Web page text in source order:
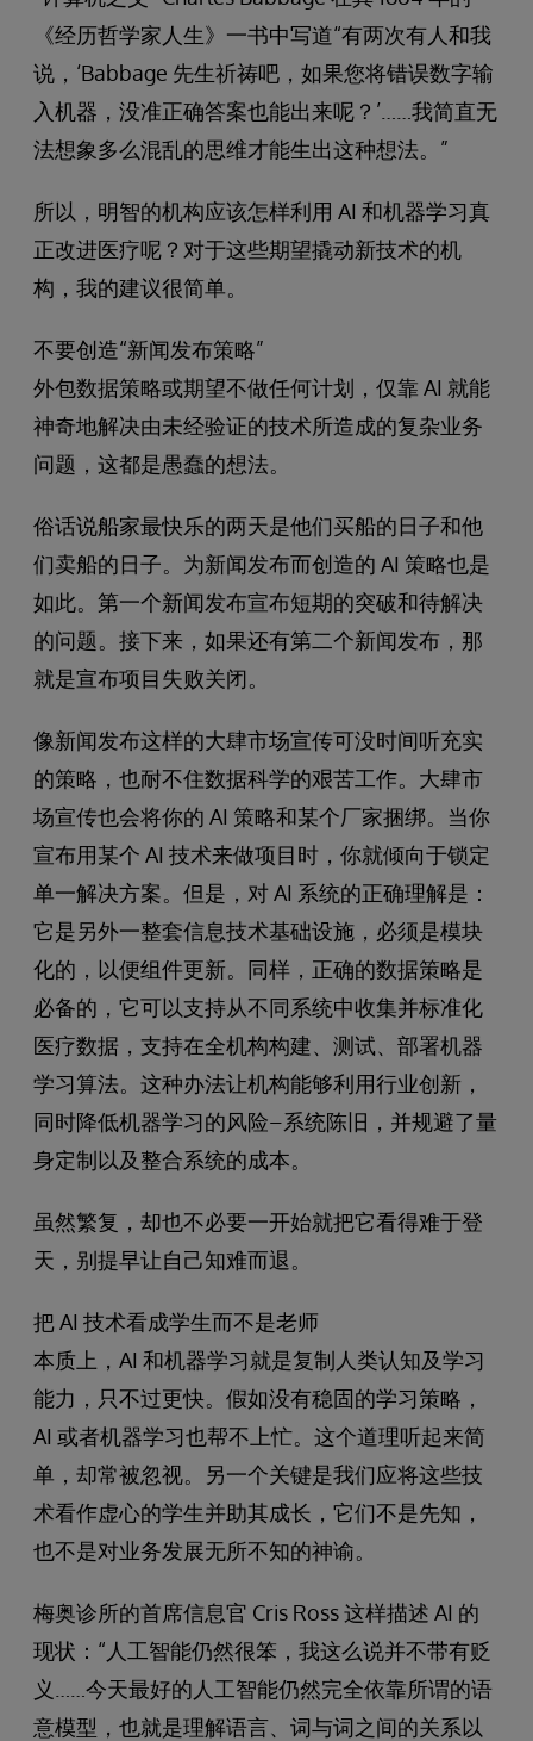
《经历哲学家人生》一书中写道“有两次有人和我
说，‘Babbage 先生祈祷吧，如果您将错误数字输
入机器，没准正确答案也能出来呢？’……我简直无
法想象多么混乱的思维才能生出这种想法。”
所以，明智的机构应该怎样利用 AI 和机器学习真
正改进医疗呢？对于这些期望撬动新技术的机
构，我的建议很简单。
不要创造“新闻发布策略”
外包数据策略或期望不做任何计划，仅靠 AI 就能
神奇地解决由未经验证的技术所造成的复杂业务
问题，这都是愚蠢的想法。
俗话说船家最快乐的两天是他们买船的日子和他
们卖船的日子。为新闻发布而创造的 AI 策略也是
如此。第一个新闻发布宣布短期的突破和待解决
的问题。接下来，如果还有第二个新闻发布，那
就是宣布项目失败关闭。
像新闻发布这样的大肆市场宣传可没时间听充实
的策略，也耐不住数据科学的艰苦工作。大肆市
场宣传也会将你的 AI 策略和某个厂家捆绑。当你
宣布用某个 AI 技术来做项目时，你就倾向于锁定
单一解决方案。但是，对 AI 系统的正确理解是：
它是另外一整套信息技术基础设施，必须是模块
化的，以便组件更新。同样，正确的数据策略是
必备的，它可以支持从不同系统中收集并标准化
医疗数据，支持在全机构构建、测试、部署机器
学习算法。这种办法让机构能够利用行业创新，
同时降低机器学习的风险–系统陈旧，并规避了量
身定制以及整合系统的成本。
虽然繁复，却也不必要一开始就把它看得难于登
天，别提早让自己知难而退。
把 AI 技术看成学生而不是老师
本质上，AI 和机器学习就是复制人类认知及学习
能力，只不过更快。假如没有稳固的学习策略，
AI 或者机器学习也帮不上忙。这个道理听起来简
单，却常被忽视。另一个关键是我们应将这些技
术看作虚心的学生并助其成长，它们不是先知，
也不是对业务发展无所不知的神谕。
梅奥诊所的首席信息官 Cris Ross 这样描述 AI 的
现状：“人工智能仍然很笨，我这么说并不带有贬
义……今天最好的人工智能仍然完全依靠所谓的语
意模型，也就是理解语言、词与词之间的关系以